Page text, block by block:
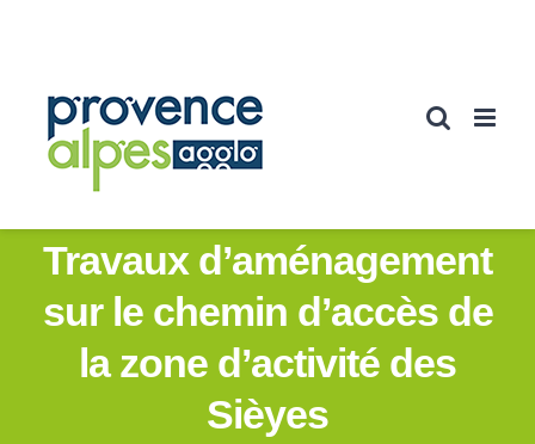
Travaux d’aménagement
sur le chemin d’accès de
la zone d’activité des
Sièyes